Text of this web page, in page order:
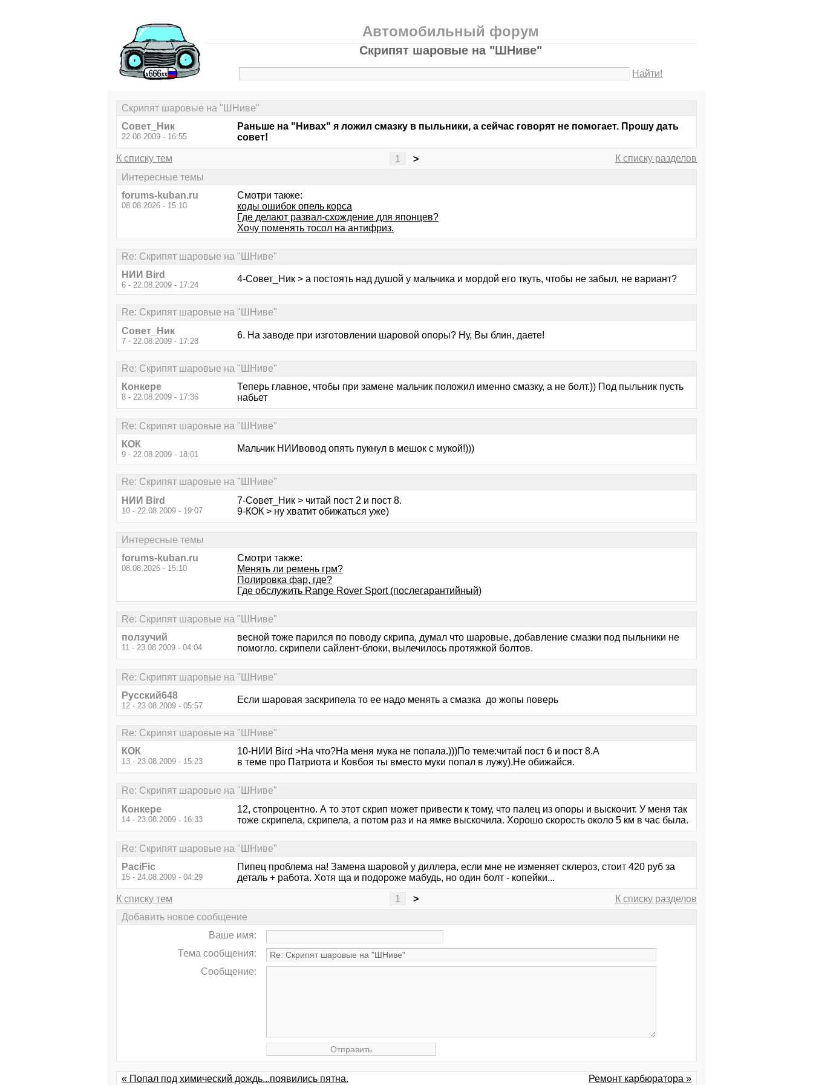
Автомобильный форум
Скрипят шаровые на "ШНиве"
Найти!
Скрипят шаровые на "ШНиве"
Совет_Ник
22.08.2009 - 16:55
Раньше на "Нивах" я ложил смазку в пыльники, а сейчас говорят не помогает. Прошу дать
совет!
К списку тем 1 >
К списку разделов
Интересные темы
forums-kuban.ru
08.08.2026 - 15:10
Смотри также:
коды ошибок опель корса
Где делают развал-схождение для японцев?
Хочу поменять тосол на антифриз.
Re: Скрипят шаровые на "ШНиве"
НИИ Bird
6 - 22.08.2009 - 17:24
4-Совет_Ник > а постоять над душой у мальчика и мордой его ткуть, чтобы не забыл, не вариант?
Re: Скрипят шаровые на "ШНиве"
Совет_Ник
7 - 22.08.2009 - 17:28
6. На заводе при изготовлении шаровой опоры? Ну, Вы блин, даете!
Re: Скрипят шаровые на "ШНиве"
Конкере
8 - 22.08.2009 - 17:36
Теперь главное, чтобы при замене мальчик положил именно смазку, а не болт.)) Под пыльник пусть
набьет
Re: Скрипят шаровые на "ШНиве"
КОК
9 - 22.08.2009 - 18:01
Мальчик НИИвовод опять пукнул в мешок с мукой!)))
Re: Скрипят шаровые на "ШНиве"
НИИ Bird
10 - 22.08.2009 - 19:07
7-Совет_Ник > читай пост 2 и пост 8.
9-КОК > ну хватит обижаться уже)
Интересные темы
forums-kuban.ru
08.08.2026 - 15:10
Смотри также:
Менять ли ремень грм?
Полировка фар, где?
Где обслужить Range Rover Sport (послегарантийный)
Re: Скрипят шаровые на "ШНиве"
ползучий
11 - 23.08.2009 - 04:04
весной тоже парился по поводу скрипа, думал что шаровые, добавление смазки под пыльники не
помогло. скрипели сайлент-блоки, вылечилось протяжкой болтов.
Re: Скрипят шаровые на "ШНиве"
Русский648
12 - 23.08.2009 - 05:57
Если шаровая заскрипела то ее надо менять а смазка до жопы поверь
Re: Скрипят шаровые на "ШНиве"
КОК
13 - 23.08.2009 - 15:23
10-НИИ Bird >На что?На меня мука не попала.)))По теме:читай пост 6 и пост 8.А
в теме про Патриота и Ковбоя ты вместо муки попал в лужу).Не обижайся.
Re: Скрипят шаровые на "ШНиве"
Конкере
14 - 23.08.2009 - 16:33
12, стопроцентно. А то этот скрип может привести к тому, что палец из опоры и выскочит. У меня так
тоже скрипела, скрипела, а потом раз и на ямке выскочила. Хорошо скорость около 5 км в час была.
Re: Скрипят шаровые на "ШНиве"
PaciFic
15 - 24.08.2009 - 04:29
Пипец проблема на! Замена шаровой у диллера, если мне не изменяет склероз, стоит 420 руб за
деталь + работа. Хотя ща и подороже мабудь, но один болт - копейки...
К списку тем 1 >
К списку разделов
Добавить новое сообщение
Ваше имя:
Тема сообщения:
Сообщение:
« Попал под химический дождь...появились пятна. Ремонт карбюратора »